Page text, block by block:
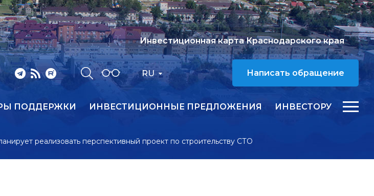
RU
Инвестиционная карта Краснодарского края
Написать обращение
ПОДДЕРЖКИ ИНВЕСТИЦИОННЫЕ ПРЕДЛОЖЕНИЯ ИНВЕСТОРУ
реализовать перспективный проект по строительству СТО